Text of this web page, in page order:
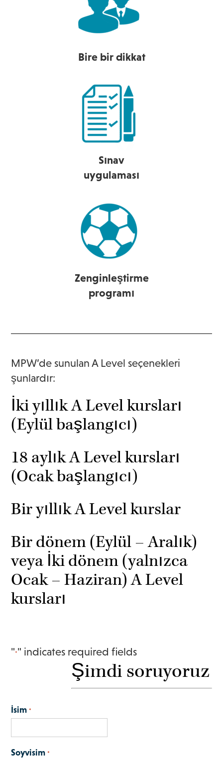
Bire bir dikkat
Sınav
uygulaması
Zenginleştirme
programı
MPW’de sunulan A Level seçenekleri
şunlardır:
İki yıllık A Level kursları
(Eylül başlangıcı)
18 aylık A Level kursları
(Ocak başlangıcı)
Bir yıllık A Level kurslar
Bir dönem (Eylül – Aralık)
veya İki dönem (yalnızca
Ocak – Haziran) A Level
kursları
"*" indicates required fields
Şimdi soruyoruz
İsim *
Soyvisim *